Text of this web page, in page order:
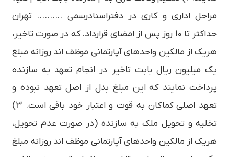
مراحل اداری و کاری در دفتراسنادرسمی ………. تهران
حداکثر تا 10 روز پس از امضای قرارداد. که در صورت تاخیر،
هریک از مالکین واحدهای آپارتمانی موظف اند روزانه مبلغ
یک میلیون ریال بابت تاخیر در انجام تعهد به سازنده
پرداخت نمایند که این مبلغ بدل از اصل تعهد نبوده و
تعهد اصلی کماکان به قوت و اعتبار خود باقی است. 3)
تخلیه و تحویل ملک به سازنده (در صورت عدم تحویل،
هریک از مالکین واحدهای آپارتمانی موظف اند روزانه مبلغ